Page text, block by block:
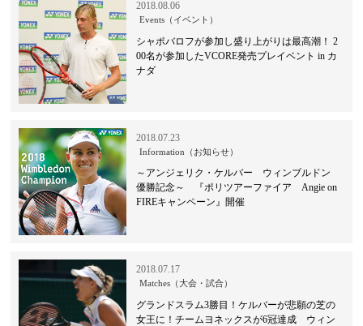
2018.08.06
Events（イベント）
シャポバロフが参加し盛り上がりは最高潮！ 2
00名が参加したVCORE発売プレイベント in カ
ナダ
2018.07.23
Information（お知らせ）
～アンジェリク・ケルバー ウィンブルドン
優勝記念～ 『ポリツアーファイア Angie on
FIREキャンペーン』開催
2018.07.17
Matches（大会・試合）
グランドスラム3勝目！ケルバーが悲願の芝の
女王に！チームヨネックスが6冠達成 ウィン